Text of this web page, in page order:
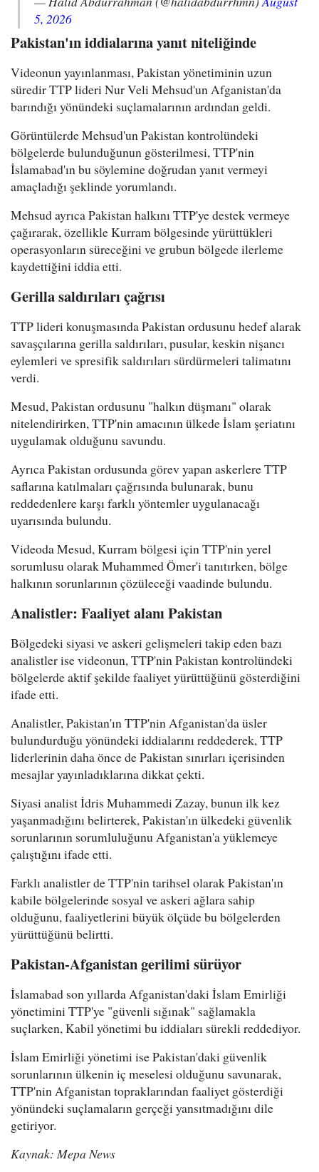
5, 2026
Pakistan'ın iddialarına yanıt niteliğinde
Videonun yayınlanması, Pakistan yönetiminin uzun
süredir TTP lideri Nur Veli Mehsud'un Afganistan'da
barındığı yönündeki suçlamalarının ardından geldi.
Görüntülerde Mehsud'un Pakistan kontrolündeki
bölgelerde bulunduğunun gösterilmesi, TTP'nin
İslamabad'ın bu söylemine doğrudan yanıt vermeyi
amaçladığı şeklinde yorumlandı.
Mehsud ayrıca Pakistan halkını TTP'ye destek vermeye
çağırarak, özellikle Kurram bölgesinde yürüttükleri
operasyonların süreceğini ve grubun bölgede ilerleme
kaydettiğini iddia etti.
Gerilla saldırıları çağrısı
TTP lideri konuşmasında Pakistan ordusunu hedef alarak
savaşçılarına gerilla saldırıları, pusular, keskin nişancı
eylemleri ve spresifik saldırıları sürdürmeleri talimatını
verdi.
Mesud, Pakistan ordusunu "halkın düşmanı" olarak
nitelendirirken, TTP'nin amacının ülkede İslam şeriatını
uygulamak olduğunu savundu.
Ayrıca Pakistan ordusunda görev yapan askerlere TTP
saflarına katılmaları çağrısında bulunarak, bunu
reddedenlere karşı farklı yöntemler uygulanacağı
uyarısında bulundu.
Videoda Mesud, Kurram bölgesi için TTP'nin yerel
sorumlusu olarak Muhammed Ömer'i tanıtırken, bölge
halkının sorunlarının çözüleceği vaadinde bulundu.
Analistler: Faaliyet alanı Pakistan
Bölgedeki siyasi ve askeri gelişmeleri takip eden bazı
analistler ise videonun, TTP'nin Pakistan kontrolündeki
bölgelerde aktif şekilde faaliyet yürüttüğünü gösterdiğini
ifade etti.
Analistler, Pakistan'ın TTP'nin Afganistan'da üsler
bulundurduğu yönündeki iddialarını reddederek, TTP
liderlerinin daha önce de Pakistan sınırları içerisinden
mesajlar yayınladıklarına dikkat çekti.
Siyasi analist İdris Muhammedi Zazay, bunun ilk kez
yaşanmadığını belirterek, Pakistan'ın ülkedeki güvenlik
sorunlarının sorumluluğunu Afganistan'a yüklemeye
çalıştığını ifade etti.
Farklı analistler de TTP'nin tarihsel olarak Pakistan'ın
kabile bölgelerinde sosyal ve askeri ağlara sahip
olduğunu, faaliyetlerini büyük ölçüde bu bölgelerden
yürüttüğünü belirtti.
Pakistan-Afganistan gerilimi sürüyor
İslamabad son yıllarda Afganistan'daki İslam Emirliği
yönetimini TTP'ye "güvenli sığınak" sağlamakla
suçlarken, Kabil yönetimi bu iddiaları sürekli reddediyor.
İslam Emirliği yönetimi ise Pakistan'daki güvenlik
sorunlarının ülkenin iç meselesi olduğunu savunarak,
TTP'nin Afganistan topraklarından faaliyet gösterdiği
yönündeki suçlamaların gerçeği yansıtmadığını dile
getiriyor.
Kaynak: Mepa News